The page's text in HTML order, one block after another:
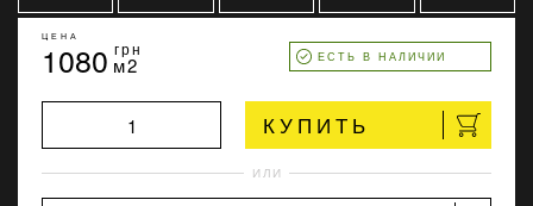
ЦЕНА
1080 грн
м2 ЕСТЬ В НАЛИЧИИ
КУПИТЬ
ИЛИ